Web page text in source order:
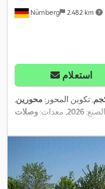
Nürnberg 2.482 km
استعلام
, تكوين المحور: محورين,
2026, معدات: وصلات